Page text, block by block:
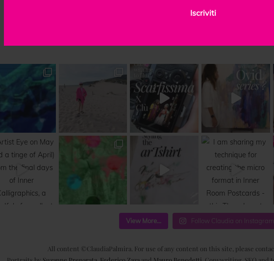
Iscriviti
Insta
View More... Follow Claudia on Instagram
All content ©ClaudiaPalmira. For use of any content on this site, please